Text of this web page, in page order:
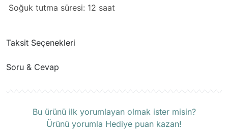
Soğuk tutma süresi: 12 saat
Taksit Seçenekleri
Soru & Cevap
Bu ürünü ilk yorumlayan olmak ister misin?
Ürünü yorumla Hediye puan kazan!